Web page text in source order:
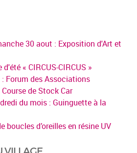
30 aout : Exposition d'Art et
« CIRCUS-CIRCUS »
Forum des Associations
de Stock Car
du mois : Guinguette à la
boucles d’oreilles en résine UV